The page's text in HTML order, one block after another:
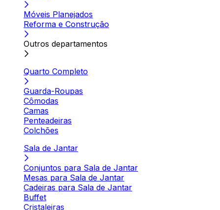
Móveis Planejados
Reforma e Construção
Outros departamentos
Quarto Completo
Guarda-Roupas
Cômodas
Camas
Penteadeiras
Colchões
Sala de Jantar
Conjuntos para Sala de Jantar
Mesas para Sala de Jantar
Cadeiras para Sala de Jantar
Buffet
Cristaleiras